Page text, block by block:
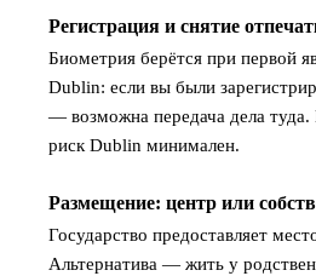
Регистрация и снятие
Биометрия берётся при первой
Dublin: если вы были
— возможна передача дела
риск Dublin минимален.
Размещение: центр или
Государство предоставляет
Альтернатива — жить у